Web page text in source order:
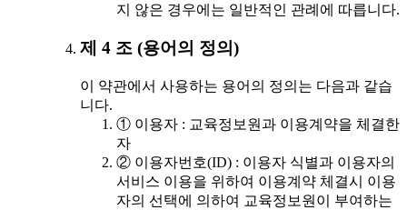
지 않은 경우에는 일반적인 관례에 따릅니다.
제 4 조 (용어의 정의)
이 약관에서 사용하는 용어의 정의는 다음과 같습
니다.
① 이용자 : 교육정보원과 이용계약을 체결한
자
② 이용자번호(ID) : 이용자 식별과 이용자의
서비스 이용을 위하여 이용계약 체결시 이용
자의 선택에 의하여 교육정보원이 부여하는